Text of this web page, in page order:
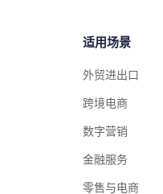
适用场景
外贸进出口
跨境电商
数字营销
金融服务
零售与电商